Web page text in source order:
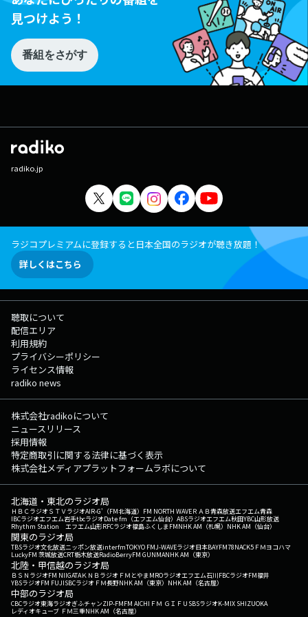
見つけよう！
番組をさがす
radiko.jp
ラジコプレミアムに登録すると日本全国のラジオが聴き放題！
詳しくはこちら
聴取について
配信エリア
利用規約
プライバシーポリシー
ライセンス情報
radiko news
株式会社radikoについて
ニュースリリース
採用情報
特定商取引に関する法律に基づく表示
株式会社メディアプラットフォームラボについて
北海道・東北のラジオ局
ＨＢＣラジオＳＴＶラジオAIR-G'（FM北海道） FM NORTH WAVEＲＡＢ青森放送エフエム青森
IBCラジオエフエム岩手tbcラジオDate fm（エフエム仙台） ABSラジオエフエム秋田YBC山形放送
Rhythm Station エフエム山形RFCラジオ福島ふくしまFMNHK AM（札幌） NHK AM（仙台）
関東のラジオ局
TBSラジオ文化放送ニッポン放送interfmTOKYO FMJ-WAVEラジオ日本BAYFM78NACK5 ＦＭヨコハマ
LuckyFM 茨城放送CRT栃木放送RadioBerryFM GUNMANHK AM（東京）
北陸・甲信越のラジオ局
ＢＳＮラジオFM NIIGATAＫＮＢラジオ ＦＭとやまMROラジオエフエム石川FBCラジオFM福井
YBSラジオFM FUJISBCラジオ ＦＭ長野NHK AM（東京） NHK AM（名古屋）
中部のラジオ局
CBCラジオ東海ラジオぎふチャンZIP-FMFM AICHI ＦＭ ＧＩＦＵ SBSラジオK-MIX SHIZUOKA
レディオキューブ ＦＭ三重NHK AM（名古屋）